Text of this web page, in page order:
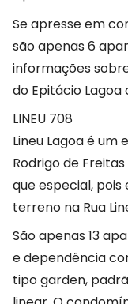
Se apresse em
são apenas 6
informações
do Epitácio Lagoa
LINEU 708
Lineu Lagoa é
Rodrigo de
que especial,
terreno na Rua
São apenas 13
e dependência
tipo garden,